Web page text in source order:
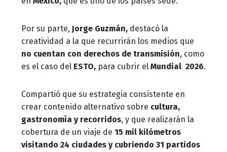
Por su parte, Jorge Guzmán, destacó la
creatividad a la que recurrirán los medios que
no cuentan con derechos de transmisión, como
es el caso del ESTO, para cubrir el Mundial 2026.
Compartió que su estrategia consistente en
crear contenido alternativo sobre cultura,
gastronomía y recorridos, y que realizarán la
cobertura de un viaje de 15 mil kilómetros
visitando 24 ciudades y cubriendo 31 partidos